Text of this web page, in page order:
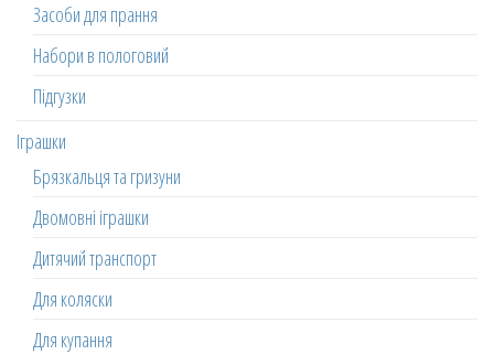
Засоби для прання
Набори в пологовий
Підгузки
Іграшки
Брязкальця та гризуни
Двомовні іграшки
Дитячий транспорт
Для коляски
Для купання